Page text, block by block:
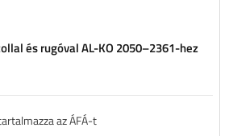
és rugóval AL-KO 2050–2361-hez
az ÁFÁ-t